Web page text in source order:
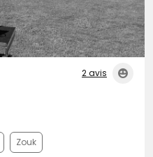
2 avis
Zouk